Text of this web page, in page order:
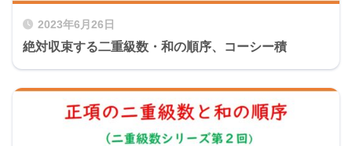
2023年6月26日
絶対収束する二重級数・和の順序、コーシー積